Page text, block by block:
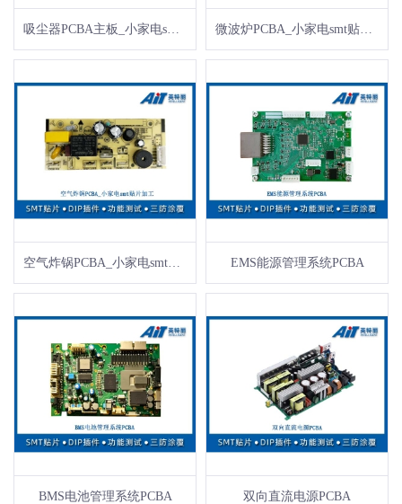
吸尘器PCBA主板_小家电smt贴片加工厂 微波炉PCBA_小家电smt贴片加工
空气炸锅PCBA_小家电smt贴片加工 EMS能源管理系统PCBA
BMS电池管理系统PCBA 双向直流电源PCBA